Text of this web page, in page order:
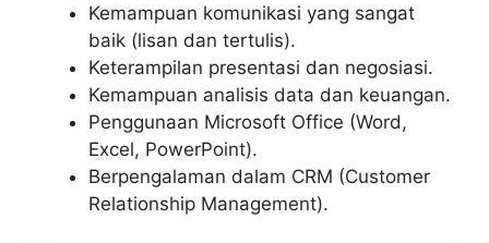
Kemampuan komunikasi yang sangat
baik (lisan dan tertulis).
Keterampilan presentasi dan negosiasi.
Kemampuan analisis data dan keuangan.
Penggunaan Microsoft Office (Word,
Excel, PowerPoint).
Berpengalaman dalam CRM (Customer
Relationship Management).